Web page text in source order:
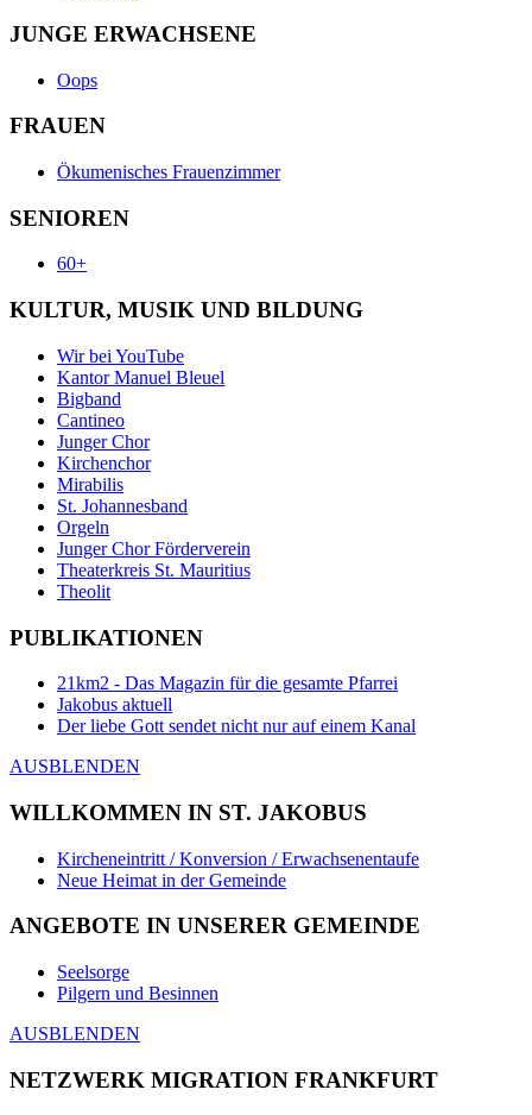
JUNGE ERWACHSENE
Oops
FRAUEN
Ökumenisches Frauenzimmer
SENIOREN
60+
KULTUR, MUSIK UND BILDUNG
Wir bei YouTube
Kantor Manuel Bleuel
Bigband
Cantineo
Junger Chor
Kirchenchor
Mirabilis
St. Johannesband
Orgeln
Junger Chor Förderverein
Theaterkreis St. Mauritius
Theolit
PUBLIKATIONEN
21km2 - Das Magazin für die gesamte Pfarrei
Jakobus aktuell
Der liebe Gott sendet nicht nur auf einem Kanal
AUSBLENDEN
WILLKOMMEN IN ST. JAKOBUS
Kircheneintritt / Konversion / Erwachsenentaufe
Neue Heimat in der Gemeinde
ANGEBOTE IN UNSERER GEMEINDE
Seelsorge
Pilgern und Besinnen
AUSBLENDEN
NETZWERK MIGRATION FRANKFURT